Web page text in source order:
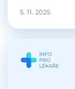
5. 11. 2025